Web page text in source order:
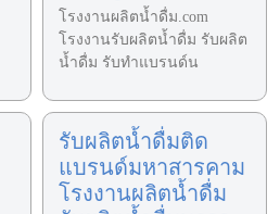
โรงงานผลิตน้ำดื่ม.com
โรงงานรับผลิตน้ำดื่ม รับผลิต
น้ำดื่ม รับทำแบรนด์น
รับผลิตน้ำดื่มติด
แบรนด์มหาสารคาม
โรงงานผลิตน้ำดื่ม